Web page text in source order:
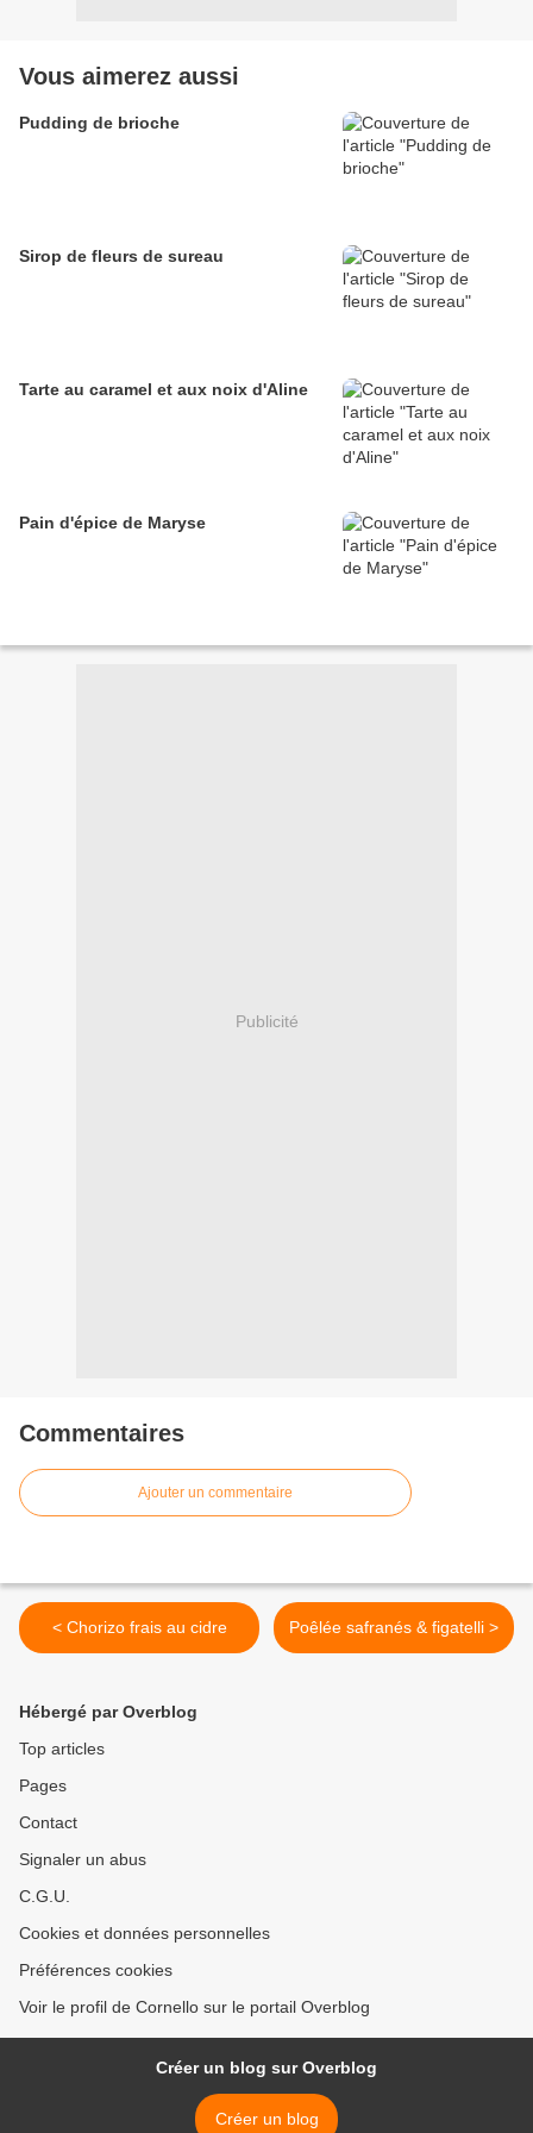
Vous aimerez aussi
Pudding de brioche
Sirop de fleurs de sureau
Tarte au caramel et aux noix d'Aline
Pain d'épice de Maryse
Publicité
Commentaires
Ajouter un commentaire
< Chorizo frais au cidre Poêlée safranés & figatelli >
Hébergé par Overblog
Top articles
Pages
Contact
Signaler un abus
C.G.U.
Cookies et données personnelles
Préférences cookies
Voir le profil de Cornello sur le portail Overblog
Créer un blog sur Overblog
Créer un blog